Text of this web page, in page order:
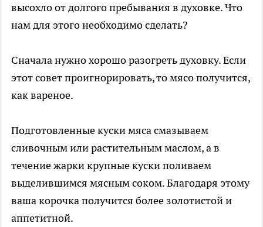
высохло от долгого пребывания в духовке. Что
нам для этого необходимо сделать?
Сначала нужно хорошо разогреть духовку. Если
этот совет проигнорировать, то мясо получится,
как вареное.
Подготовленные куски мяса смазываем
сливочным или растительным маслом, а в
течение жарки крупные куски поливаем
выделившимся мясным соком. Благодаря этому
ваша корочка получится более золотистой и
аппетитной.